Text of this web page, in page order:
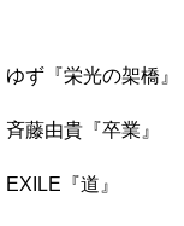
ゆず『栄光の架橋』
斉藤由貴『卒業』
EXILE『道』